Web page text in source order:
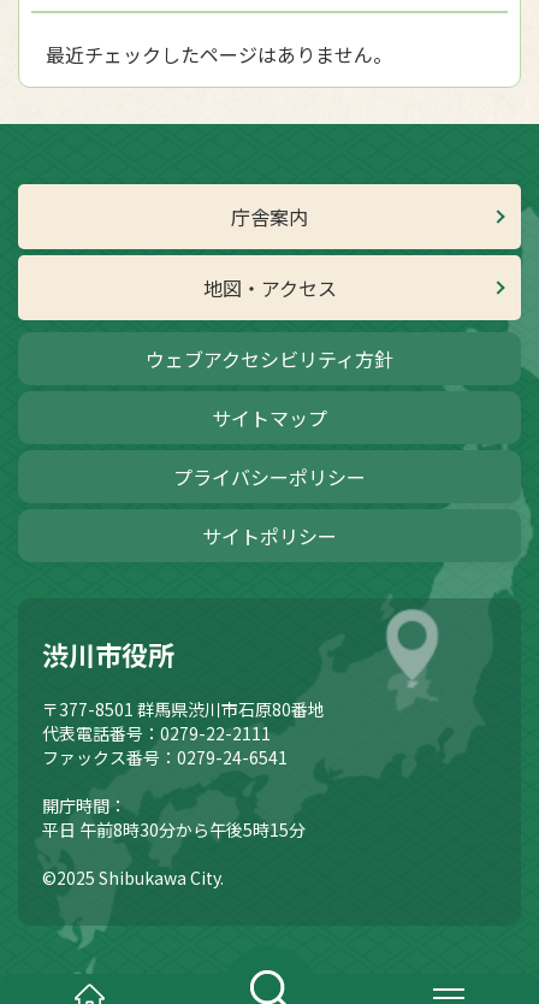
最近チェックしたページはありません。
庁舎案内
地図・アクセス
ウェブアクセシビリティ方針
サイトマップ
プライバシーポリシー
サイトポリシー
渋川市役所
〒377-8501 群馬県渋川市石原80番地
代表電話番号：0279-22-2111
ファックス番号：0279-24-6541
開庁時間：
平日 午前8時30分から午後5時15分
©2025 Shibukawa City.